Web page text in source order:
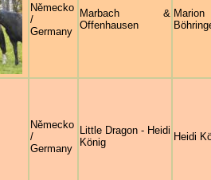
Německo
/
Germany
Marbach &
Offenhausen
Marion
Německo
/
Germany
Little Dragon - Heidi
König
Heidi